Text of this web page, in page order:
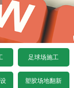
足球场施工
塑胶场地翻新
道篮球场
球场